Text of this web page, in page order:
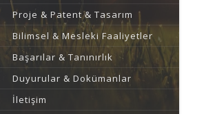
Proje & Patent & Tasarım
Bilimsel & Mesleki Faaliyetler
Başarılar & Tanınırlık
Duyurular & Dokümanlar
İletişim